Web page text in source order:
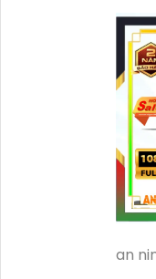
an